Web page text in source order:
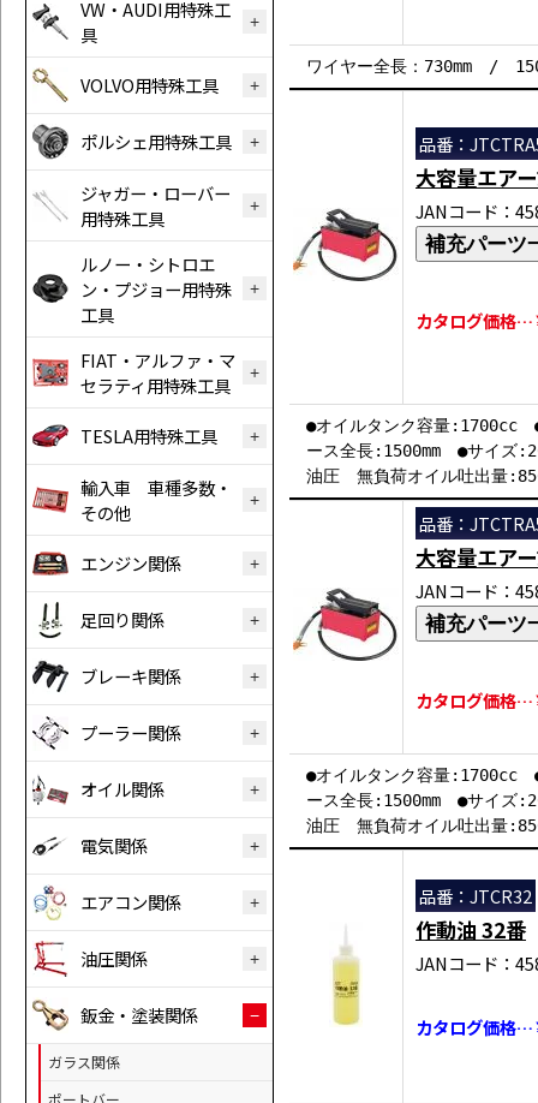
VW・AUDI用特殊工
具
VOLVO用特殊工具
ポルシェ用特殊工具
ジャガー・ローバー
用特殊工具
ルノー・シトロエ
ン・プジョー用特殊
工具
FIAT・アルファ・マ
セラティ用特殊工具
TESLA用特殊工具
輸入車 車種多数・
その他
エンジン関係
足回り関係
ブレーキ関係
プーラー関係
オイル関係
電気関係
エアコン関係
油圧関係
鈑金・塗装関係
ガラス関係
ポートバー
ワイヤー全長：730mm /
品番：
大容量エア
JANコード：
補充パーツ
カタログ価格
●オイルタンク容量:1700cc
ース全長:1500mm ●サイズ
油圧 無負荷オイル吐出量
品番：
大容量エア
JANコード：
補充パーツ
カタログ価格
●オイルタンク容量:1700cc
ース全長:1500mm ●サイズ
油圧 無負荷オイル吐出量
品番：JTCR32
作動油 32番
JANコード：
カタログ価格…